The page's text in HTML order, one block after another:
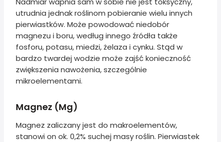
utrudnia jednak roślinom pobieranie wielu innych
pierwiastków. Może powodować niedobór
magnezu i boru, według innego źródła także
fosforu, potasu, miedzi, żelaza i cynku. Stąd w
bardzo twardej wodzie może zajść konieczność
zwiększenia nawożenia, szczególnie
mikroelementami.
Magnez (Mg)
Magnez zaliczany jest do makroelementów,
stanowi on ok. 0,2% suchej masy roślin. Pierwiastek